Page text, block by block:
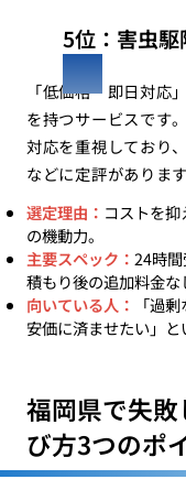
5位：害虫
「低価格・即日対応
を持つサービスです
対応を重視しており
などに定評があります
選定理由： コストを
の機動力。
主要スペック： 24時
積もり後の追加料金な
向いている人：
「過
安価に済ませたい」と
福岡県で失
び方3つのポ